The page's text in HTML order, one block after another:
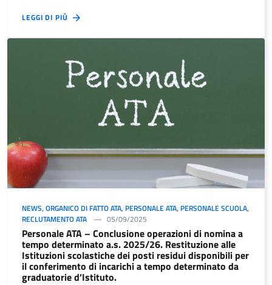
LEGGI DI PIÙ
NEWS, ORGANICO DI FATTO ATA, PERSONALE ATA, PERSONALE SCUOLA,
RECLUTAMENTO ATA
05/09/2025
Personale ATA – Conclusione operazioni di nomina a
tempo determinato a.s. 2025/26. Restituzione alle
Istituzioni scolastiche dei posti residui disponibili per
il conferimento di incarichi a tempo determinato da
graduatorie d’Istituto.